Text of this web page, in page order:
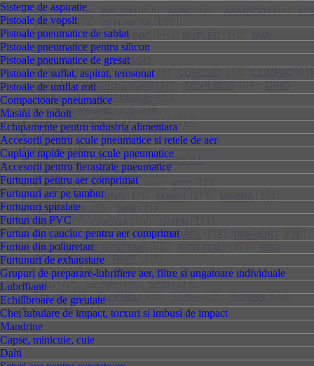
Sisteme de aspiratie
Pistoale de vopsit
Pistoale pneumatice de sablat
Pistoale pneumatice pentru silicon
Pistoale pneumatice de gresat
Pistoale de suflat, aspirat, terosonat
Pistoale de umflat roti
Compactoare pneumatice
Masini de indoit
Echipamente pentru industria alimentara
Accesorii pentru scule pneumatice si retele de aer
Cuplaje rapide pentru scule pneumatice
Accesorii pentru fierastraie pneumatice
Furtunuri pentru aer comprimat
Furtunuri aer pe tambur
Furtunuri spiralate
Furtun din PVC
Furtun din cauciuc pentru aer comprimat
Furtun din poliuretan
Furtunuri de exhaustare
Grupuri de preparare-lubrifiere aer, filtre si ungatoare individuale
Lubrifianti
Echilibroare de greutate
Chei tubulare de impact, torxuri si imbusi de impact
Mandrine
Capse, minicuie, cuie
Dalti
ACTION🇹🇼AHCON🇩🇰APAC🇮🇹ARMECO🇮🇹
MAKINA🇹🇷
BBG🇦🇹BGS TECHNIC
HYDRAULICS 🇹🇼
CENGAR🇬🇧CHICAGO
PNEUMATIC🇺🇸CLAS🇫🇷
DARI AIR COMPRESSORS
PAOLI🇮🇹DYNABRADE 🇺🇸
ECLIPSE MAGNETICS 🇬🇧
FAR🇮🇹FASCO🇮🇹FIMA 🇮🇹
GENIUS🇨🇦GOVONI 🇮🇹
HEMS 🇬🇧
IBEX INDUSTRIES🇳🇿INGERSOLL
RAND🇺🇸ITALMATIC 🇮🇹
KLEIN🇮🇹KS TOOLS🇩🇪KTC 🇮🇹
M&B ENGINEERING
NOVATORK
OBER🇮🇹
PCL🇬🇧 PERMON🇨🇿PRESSOL
RAD TORQUE SYSTEMS
ROOSTER🇳🇱
ROCKAIR🇫🇷RODAC🇳🇱RODCRAFT 🇩🇪
SMC🇯🇵SP AIR🇯🇵SPIN 🇮🇹
TECNA🇮🇹TG PNEU🇨🇿TOKU🇯🇵TOMAX 🇷🇴
YOKOTA 🇯🇵